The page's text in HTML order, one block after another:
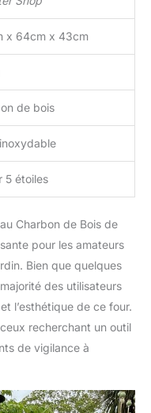
de délicieuses
dans le
votre foyer.
x 64cm x 43cm
de bois
5 étoiles
Charbon de Bois de
pour les amateurs
Bien que quelques
des utilisateurs
l’esthétique de ce four.
recherchant un outil
de vigilance à